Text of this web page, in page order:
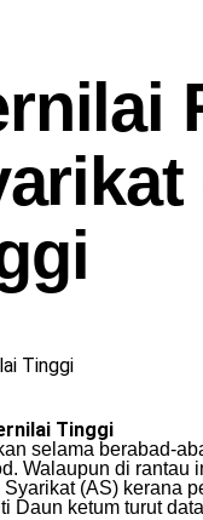
Tinggi
selama berabad-
Walaupun di
(AS) kerana
ketum turut